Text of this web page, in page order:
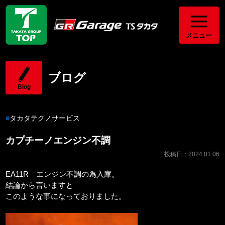
メニュー
Blog
ブログ
タカタテクノサービス
カプチーノエンジン不調
投稿日：2024.01.06
EA11R エンジン不調の為入庫。
結論から言いますと
このような事になっておりました。